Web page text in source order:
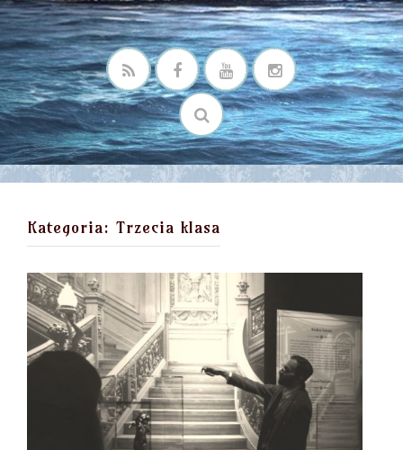
Kategoria: Trzecia klasa